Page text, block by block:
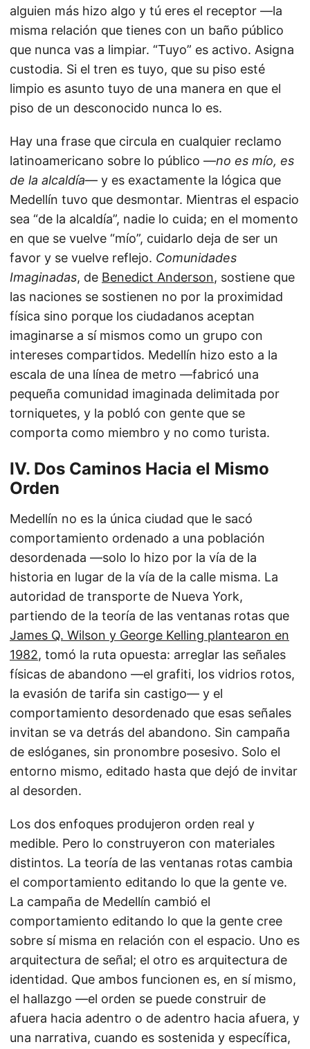
alguien más hizo algo y tú eres el receptor —la
misma relación que tienes con un baño público
que nunca vas a limpiar. “Tuyo” es activo. Asigna
custodia. Si el tren es tuyo, que su piso esté
limpio es asunto tuyo de una manera en que el
piso de un desconocido nunca lo es.
Hay una frase que circula en cualquier reclamo
latinoamericano sobre lo público —no es mío, es
de la alcaldía— y es exactamente la lógica que
Medellín tuvo que desmontar. Mientras el espacio
sea “de la alcaldía”, nadie lo cuida; en el momento
en que se vuelve “mío”, cuidarlo deja de ser un
favor y se vuelve reflejo. Comunidades
Imaginadas, de Benedict Anderson, sostiene que
las naciones se sostienen no por la proximidad
física sino porque los ciudadanos aceptan
imaginarse a sí mismos como un grupo con
intereses compartidos. Medellín hizo esto a la
escala de una línea de metro —fabricó una
pequeña comunidad imaginada delimitada por
torniquetes, y la pobló con gente que se
comporta como miembro y no como turista.
IV. Dos Caminos Hacia el Mismo
Orden
Medellín no es la única ciudad que le sacó
comportamiento ordenado a una población
desordenada —solo lo hizo por la vía de la
historia en lugar de la vía de la calle misma. La
autoridad de transporte de Nueva York,
partiendo de la teoría de las ventanas rotas que
James Q. Wilson y George Kelling plantearon en
1982, tomó la ruta opuesta: arreglar las señales
físicas de abandono —el grafiti, los vidrios rotos,
la evasión de tarifa sin castigo— y el
comportamiento desordenado que esas señales
invitan se va detrás del abandono. Sin campaña
de eslóganes, sin pronombre posesivo. Solo el
entorno mismo, editado hasta que dejó de invitar
al desorden.
Los dos enfoques produjeron orden real y
medible. Pero lo construyeron con materiales
distintos. La teoría de las ventanas rotas cambia
el comportamiento editando lo que la gente ve.
La campaña de Medellín cambió el
comportamiento editando lo que la gente cree
sobre sí misma en relación con el espacio. Uno es
arquitectura de señal; el otro es arquitectura de
identidad. Que ambos funcionen es, en sí mismo,
el hallazgo —el orden se puede construir de
afuera hacia adentro o de adentro hacia afuera, y
una narrativa, cuando es sostenida y específica,